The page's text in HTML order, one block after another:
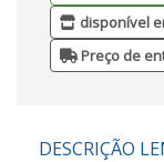
disponível
Preço de
DESCRIÇÃO